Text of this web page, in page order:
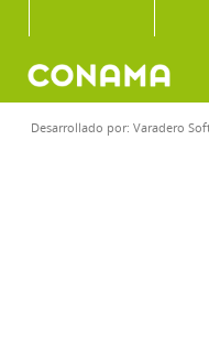
Desarrollado por: Varadero